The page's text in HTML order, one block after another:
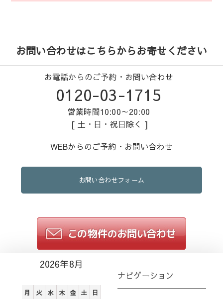
お問い合わせはこちらからお寄せください
お電話からのご予約・お問い合わせ
0120-03-1715
営業時間10:00～20:00
[ 土・日・祝日除く ]
WEBからのご予約・お問い合わせ
お問い合わせフォーム
2026年8月
月 火 水 木 金 土 日
ナビゲーション